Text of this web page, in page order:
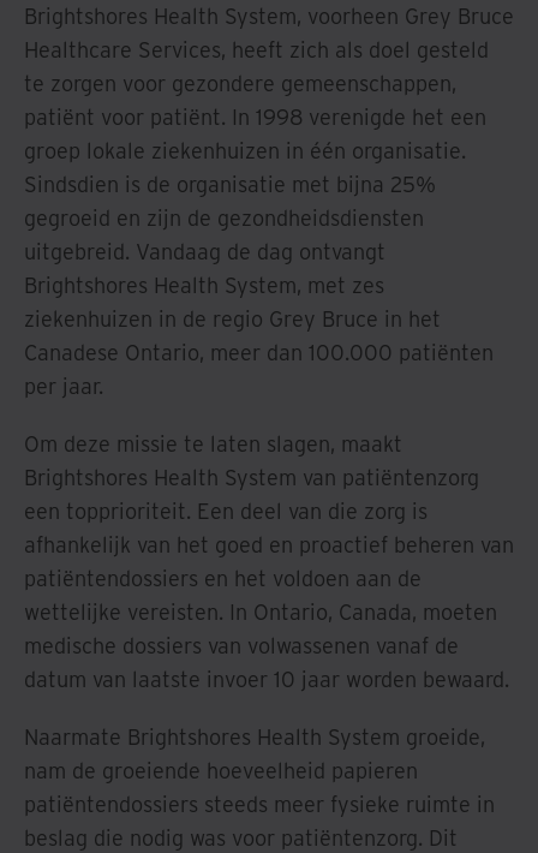
Brightshores Health System, voorheen Grey Bruce
Healthcare Services, heeft zich als doel gesteld
te zorgen voor gezondere gemeenschappen,
patiënt voor patiënt. In 1998 verenigde het een
groep lokale ziekenhuizen in één organisatie.
Sindsdien is de organisatie met bijna 25%
gegroeid en zijn de gezondheidsdiensten
uitgebreid. Vandaag de dag ontvangt
Brightshores Health System, met zes
ziekenhuizen in de regio Grey Bruce in het
Canadese Ontario, meer dan 100.000 patiënten
per jaar.
Om deze missie te laten slagen, maakt
Brightshores Health System van patiëntenzorg
een topprioriteit. Een deel van die zorg is
afhankelijk van het goed en proactief beheren van
patiëntendossiers en het voldoen aan de
wettelijke vereisten. In Ontario, Canada, moeten
medische dossiers van volwassenen vanaf de
datum van laatste invoer 10 jaar worden bewaard.
Naarmate Brightshores Health System groeide,
nam de groeiende hoeveelheid papieren
patiëntendossiers steeds meer fysieke ruimte in
beslag die nodig was voor patiëntenzorg. Dit